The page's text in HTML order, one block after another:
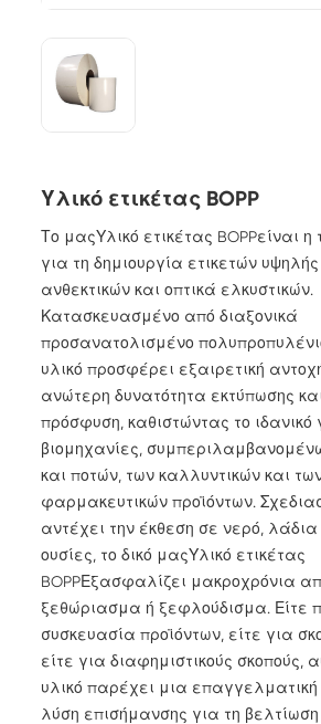
Υλικό ετικέτας BOPP
Το μαςΥλικό ετικέτας BOPPείναι η
για τη δημιουργία ετικετών υψηλής
ανθεκτικών και οπτικά ελκυστικών.
Κατασκευασμένο από διαξονικά
προσανατολισμένο
υλικό προσφέρει εξαιρετική
ανώτερη δυνατότητα εκτύπωσης
πρόσφυση, καθιστώντας το ιδανικό
βιομηχανίες,
και ποτών, των καλλυντικών και
φαρμακευτικών προϊόντων.
αντέχει την έκθεση σε νερό, λάδια
ουσίες, το δικό μαςΥλικό ετικέτας
BOPPΕξασφαλίζει μακροχρόνια
ξεθώριασμα ή ξεφλούδισμα. Είτε
συσκευασία προϊόντων, είτε για
είτε για διαφημιστικούς σκοπούς,
υλικό παρέχει μια επαγγελματική
λύση επισήμανσης για τη βελτίωση